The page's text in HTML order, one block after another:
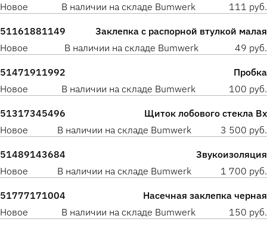
Новое
В наличии на складе Bumwerk 111 руб.
51161881149
Заклепка с распорной втулкой малая
Новое
В наличии на складе Bumwerk 49 руб.
51471911992
Пробка
Новое
В наличии на складе Bumwerk 100 руб.
51317345496
Щиток лобового стекла Вх
Новое
В наличии на складе Bumwerk 3 500 руб.
51489143684
Звукоизоляция
Новое
В наличии на складе Bumwerk 1 700 руб.
51777171004
Насечная заклепка черная
Новое
В наличии на складе Bumwerk 150 руб.